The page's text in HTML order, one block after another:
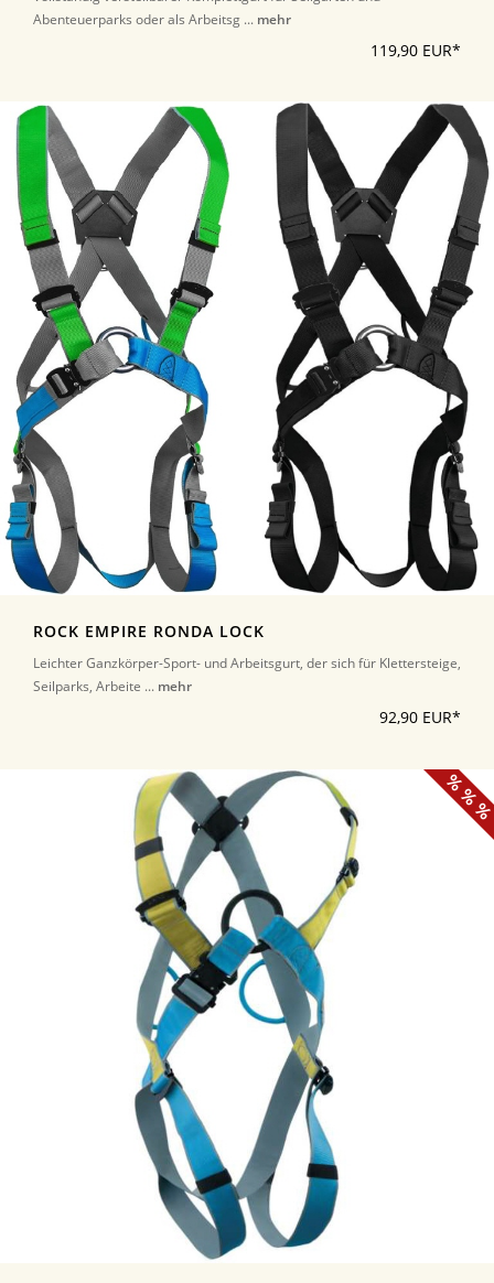
Abenteuerparks oder als Arbeitsg ... mehr
119,90 EUR*
ROCK EMPIRE RONDA LOCK
Leichter Ganzkörper-Sport- und Arbeitsgurt, der sich für Klettersteige,
Seilparks, Arbeite ... mehr
92,90 EUR*